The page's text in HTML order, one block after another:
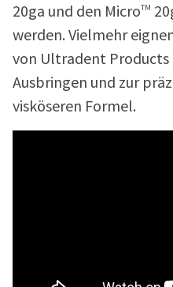
20ga und den MicroTM
werden. Vielmehr
von Ultradent
Ausbringen und zur
visköseren Formel.